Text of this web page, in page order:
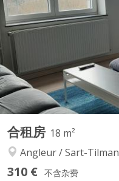
合租房 18 m²
Angleur / Sart-Tilman
310 € 不含杂费